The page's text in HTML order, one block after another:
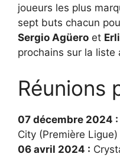
joueurs les plus
sept buts chacun
Sergio Agüero et
prochains sur la liste
Réunions
07 décembre 2024 :
City (Première Ligue)
06 avril 2024 :